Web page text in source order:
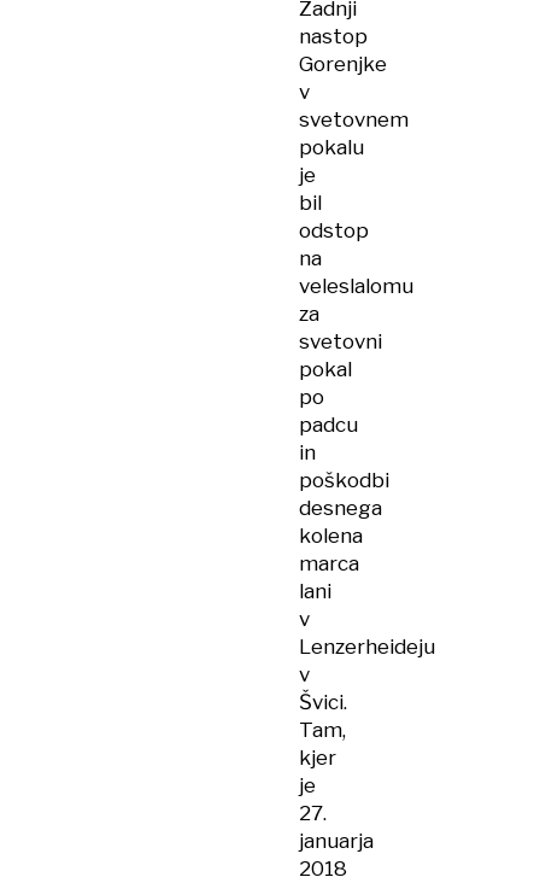
Zadnji
nastop
Gorenjke
v
svetovnem
pokalu
je
bil
odstop
na
veleslalomu
za
svetovni
pokal
po
padcu
in
poškodbi
desnega
kolena
marca
lani
v
Lenzerheideju
v
Švici.
Tam,
kjer
je
27.
januarja
2018